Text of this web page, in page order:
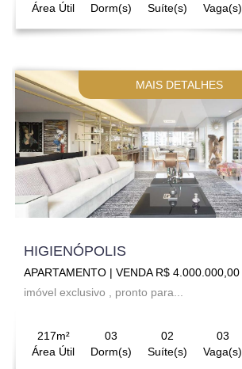
Área Útil
Dorm(s)
Suíte(s)
Vaga(s)
MAIS DETALHES
HIGIENÓPOLIS
APARTAMENTO | VENDA R$ 4.000.000,00
imóvel exclusivo , pronto para...
217m²
Área Útil
03
Dorm(s)
02
Suíte(s)
03
Vaga(s)